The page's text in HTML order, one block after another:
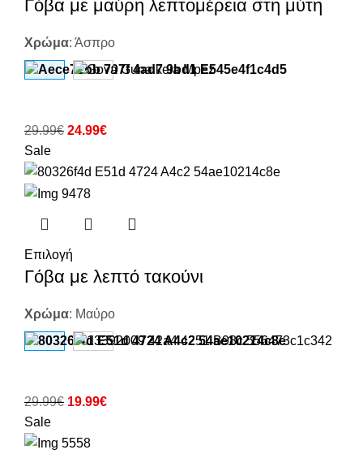
Γόβα με μαύρη λεπτομέρεια στη μύτη
Χρώμα: Άσπρο
29.99€ 24.99€
Sale
Επιλογή
Γόβα με λεπτό τακούνι
Χρώμα: Μαύρο
29.99€ 19.99€
Sale